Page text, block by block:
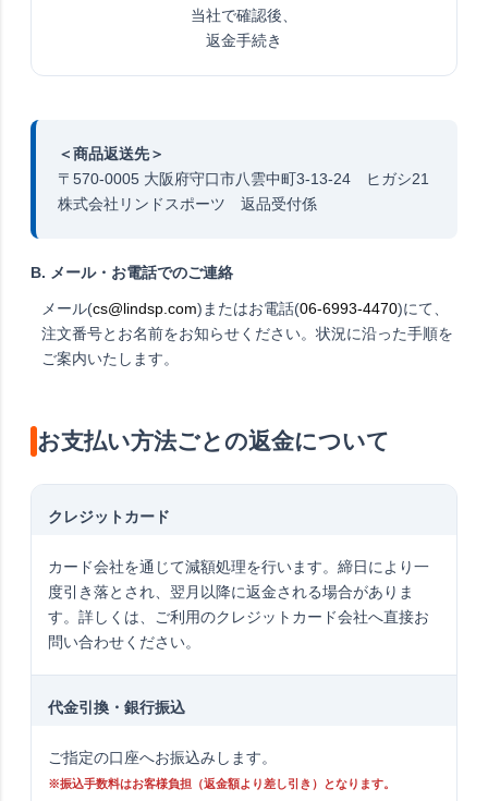
当社で確認後、
返金手続き
＜商品返送先＞
〒570-0005 大阪府守口市八雲中町3-13-24 ヒガシ21
株式会社リンドスポーツ 返品受付係
B. メール・お電話でのご連絡
メール(cs@lindsp.com)またはお電話(06-6993-4470)にて、
注文番号とお名前をお知らせください。状況に沿った手順を
ご案内いたします。
お支払い方法ごとの返金について
クレジットカード
カード会社を通じて減額処理を行います。締日により一
度引き落とされ、翌月以降に返金される場合がありま
す。詳しくは、ご利用のクレジットカード会社へ直接お
問い合わせください。
代金引換・銀行振込
ご指定の口座へお振込みします。
※振込手数料はお客様負担（返金額より差し引き）となります。